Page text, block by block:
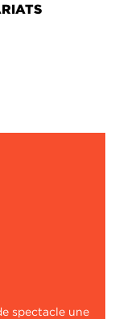
spectacle une